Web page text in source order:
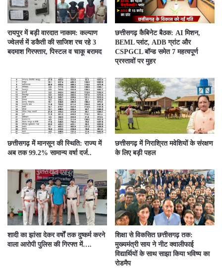
रायपुर में बड़ी वारदात नाकाम: कल्याण
ज्वेलर्स में डकैती की साजिश रच रहे 3
बदमाश गिरफ्तार, पिस्टल व चाकू बरामद
छत्तीसगढ़ कैबिनेट बैठक: AI मिशन,
BEML प्लांट, ADB ग्रांट और
CSPGCL बॉन्ड समेत 7 महत्वपूर्ण
प्रस्तावों पर मुहर
छत्तीसगढ़ में मानसून की स्थिति: राज्य में
अब तक 99.2% सामान्य वर्षा दर्ज..
छत्तीसगढ़ में निराश्रित मवेशियों के संरक्षण
के लिए बड़ी पहल
शादी का झांसा देकर वर्षों तक दुष्कर्म करने
वाला आरोपी पुलिस की गिरफ्त में….
शिक्षा से विकसित छत्तीसगढ़ तक:
मुख्यमंत्री साय ने नीट क्वालीफाई
विद्यार्थियों के साथ साझा किया भविष्य का
रोडमैप